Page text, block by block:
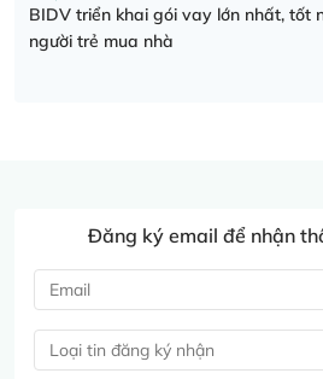
BIDV triển khai gói vay lớn nhất, tốt
người trẻ mua nhà
Đăng ký email để nhận
Loại tin đăng ký nhận